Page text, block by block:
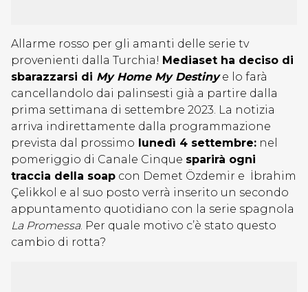
Allarme rosso per gli amanti delle serie tv
provenienti dalla Turchia! Mediaset ha deciso di
sbarazzarsi di My Home My Destiny e lo farà
cancellandolo dai palinsesti già a partire dalla
prima settimana di settembre 2023. La notizia
arriva indirettamente dalla programmazione
prevista dal prossimo lunedì 4 settembre: nel
pomeriggio di Canale Cinque sparirà ogni
traccia della soap con Demet Özdemir e İbrahim
Çelikkol e al suo posto verrà inserito un secondo
appuntamento quotidiano con la serie spagnola
La Promessa. Per quale motivo c’è stato questo
cambio di rotta?